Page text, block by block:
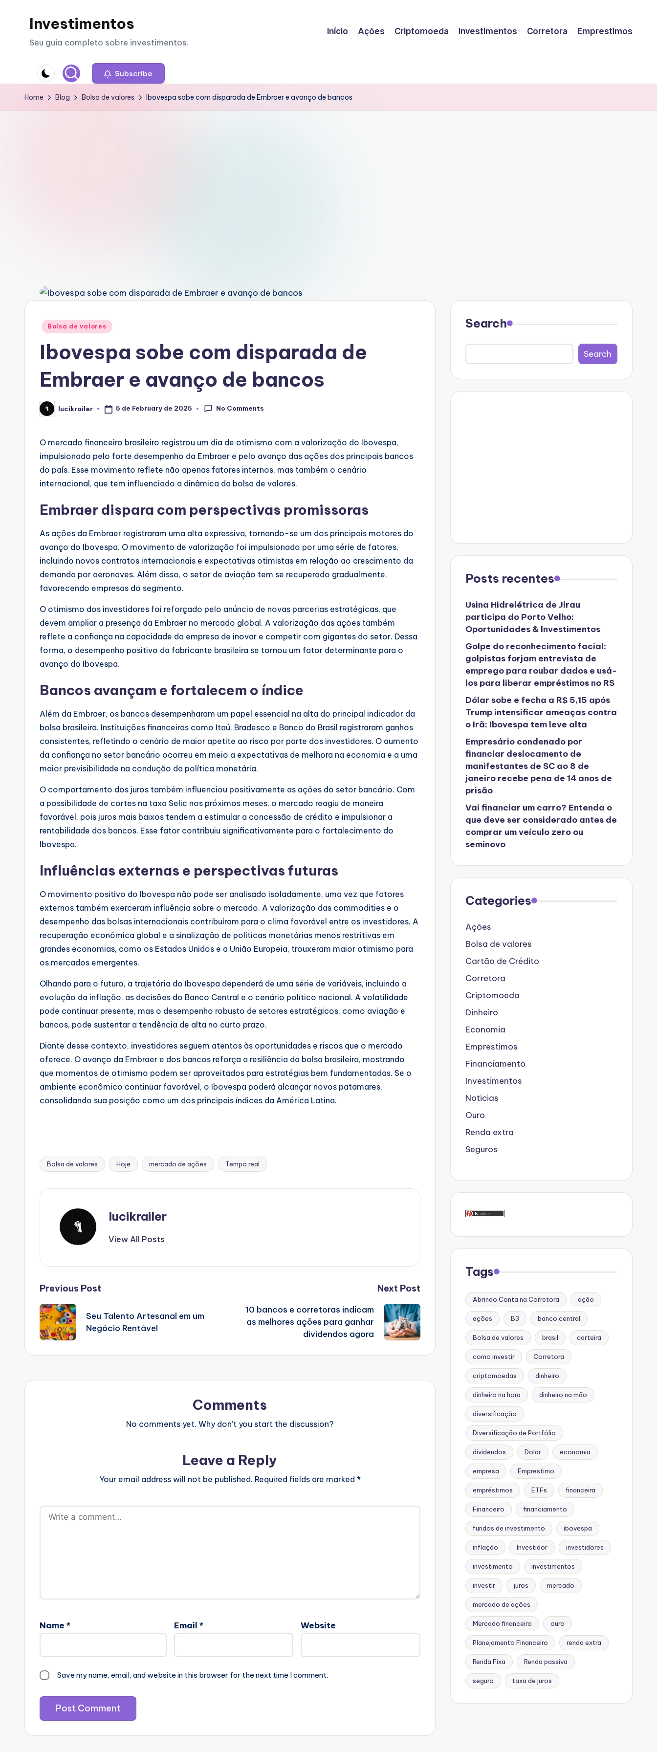
Investimentos
Seu guia completo sobre investimentos.
Início Ações Criptomoeda Investimentos Corretora Emprestimos
Subscribe
Home Blog Bolsa de valores Ibovespa sobe com disparada de Embraer e avanço de bancos
Posted
Bolsa de valores
Ibovespa sobe com disparada de
Embraer e avanço de bancos
Posted
by
lucikrailer 5 de February de 2025 No Comments
O mercado financeiro brasileiro registrou um dia de otimismo com a valorização do Ibovespa,
impulsionado pelo forte desempenho da Embraer e pelo avanço das ações dos principais bancos
do país. Esse movimento reflete não apenas fatores internos, mas também o cenário
internacional, que tem influenciado a dinâmica da bolsa de valores.
Embraer dispara com perspectivas promissoras
As ações da Embraer registraram uma alta expressiva, tornando-se um dos principais motores do
avanço do Ibovespa. O movimento de valorização foi impulsionado por uma série de fatores,
incluindo novos contratos internacionais e expectativas otimistas em relação ao crescimento da
demanda por aeronaves. Além disso, o setor de aviação tem se recuperado gradualmente,
favorecendo empresas do segmento.
O otimismo dos investidores foi reforçado pelo anúncio de novas parcerias estratégicas, que
devem ampliar a presença da Embraer no mercado global. A valorização das ações também
reflete a confiança na capacidade da empresa de inovar e competir com gigantes do setor. Dessa
forma, o desempenho positivo da fabricante brasileira se tornou um fator determinante para o
avanço do Ibovespa.
Bancos avançam e fortalecem o índice
Além da Embraer, os bancos desempenharam um papel essencial na alta do principal indicador da
bolsa brasileira. Instituições financeiras como Itaú, Bradesco e Banco do Brasil registraram ganhos
consistentes, refletindo o cenário de maior apetite ao risco por parte dos investidores. O aumento
da confiança no setor bancário ocorreu em meio a expectativas de melhora na economia e a uma
maior previsibilidade na condução da política monetária.
O comportamento dos juros também influenciou positivamente as ações do setor bancário. Com
a possibilidade de cortes na taxa Selic nos próximos meses, o mercado reagiu de maneira
favorável, pois juros mais baixos tendem a estimular a concessão de crédito e impulsionar a
rentabilidade dos bancos. Esse fator contribuiu significativamente para o fortalecimento do
Ibovespa.
Influências externas e perspectivas futuras
O movimento positivo do Ibovespa não pode ser analisado isoladamente, uma vez que fatores
externos também exerceram influência sobre o mercado. A valorização das commodities e o
desempenho das bolsas internacionais contribuíram para o clima favorável entre os investidores. A
recuperação econômica global e a sinalização de políticas monetárias menos restritivas em
grandes economias, como os Estados Unidos e a União Europeia, trouxeram maior otimismo para
os mercados emergentes.
Olhando para o futuro, a trajetória do Ibovespa dependerá de uma série de variáveis, incluindo a
evolução da inflação, as decisões do Banco Central e o cenário político nacional. A volatilidade
pode continuar presente, mas o desempenho robusto de setores estratégicos, como aviação e
bancos, pode sustentar a tendência de alta no curto prazo.
Diante desse contexto, investidores seguem atentos às oportunidades e riscos que o mercado
oferece. O avanço da Embraer e dos bancos reforça a resiliência da bolsa brasileira, mostrando
que momentos de otimismo podem ser aproveitados para estratégias bem fundamentadas. Se o
ambiente econômico continuar favorável, o Ibovespa poderá alcançar novos patamares,
consolidando sua posição como um dos principais índices da América Latina.
Tags:
Bolsa de valores Hoje mercado de ações Tempo real
lucikrailer
View All Posts
Post
navigation
Previous Post
Seu Talento Artesanal em um
Negócio Rentável
Next Post
10 bancos e corretoras indicam
as melhores ações para ganhar
dividendos agora
Comments
No comments yet. Why don’t you start the discussion?
Leave a Reply
Your email address will not be published. Required fields are marked *
Name * Email * Website
Save my name, email, and website in this browser for the next time I comment.
Search
Search
Posts recentes
Usina Hidrelétrica de Jirau
participa do Porto Velho:
Oportunidades & Investimentos
Golpe do reconhecimento facial:
golpistas forjam entrevista de
emprego para roubar dados e usá-
los para liberar empréstimos no RS
Dólar sobe e fecha a R$ 5,15 após
Trump intensificar ameaças contra
o Irã; Ibovespa tem leve alta
Empresário condenado por
financiar deslocamento de
manifestantes de SC ao 8 de
janeiro recebe pena de 14 anos de
prisão
Vai financiar um carro? Entenda o
que deve ser considerado antes de
comprar um veículo zero ou
seminovo
Categories
Ações
Bolsa de valores
Cartão de Crédito
Corretora
Criptomoeda
Dinheiro
Economia
Emprestimos
Financiamento
Investimentos
Noticias
Ouro
Renda extra
Seguros
Tags
Abrindo Conta na Corretora ação
ações B3 banco central
Bolsa de valores brasil carteira
como investir Corretora
criptomoedas dinheiro
dinheiro na hora dinheiro na mão
diversificação
Diversificação de Portfólio
dividendos Dolar economia
empresa Emprestimo
empréstimos ETFs financeira
Financeiro financiamento
fundos de investimento ibovespa
inflação Investidor investidores
investimento investimentos
investir juros mercado
mercado de ações
Mercado financeiro ouro
Planejamento Financeiro renda extra
Renda Fixa Renda passiva
seguro taxa de juros